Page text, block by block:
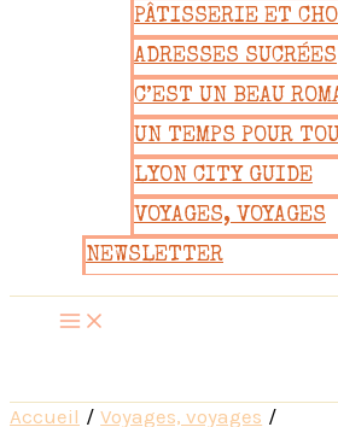
PÂTISSERIE ET
ADRESSES SUCRÉES
C’EST UN BEAU
UN TEMPS POUR
LYON CITY GUIDE
VOYAGES, VOYAGES
NEWSLETTER
Accueil
Voyages, voyages